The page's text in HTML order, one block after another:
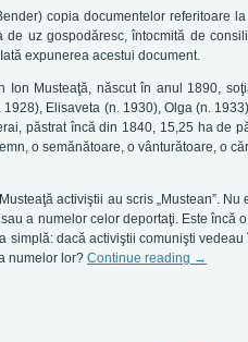
copia documentelor referitoare
uz gospodăresc, întocmită de
expunerea acestui document.
Musteaţă, născut în anul 1890,
Elisaveta (n. 1930), Olga (n.
păstrat încă din 1840, 15,25 ha de
o semănătoare, o vânturătoare, o
activiştii au scris „Mustean”.
a numelor celor deportaţi. Este încă
dacă activiştii comunişti vedeau
numelor lor? Continue reading →